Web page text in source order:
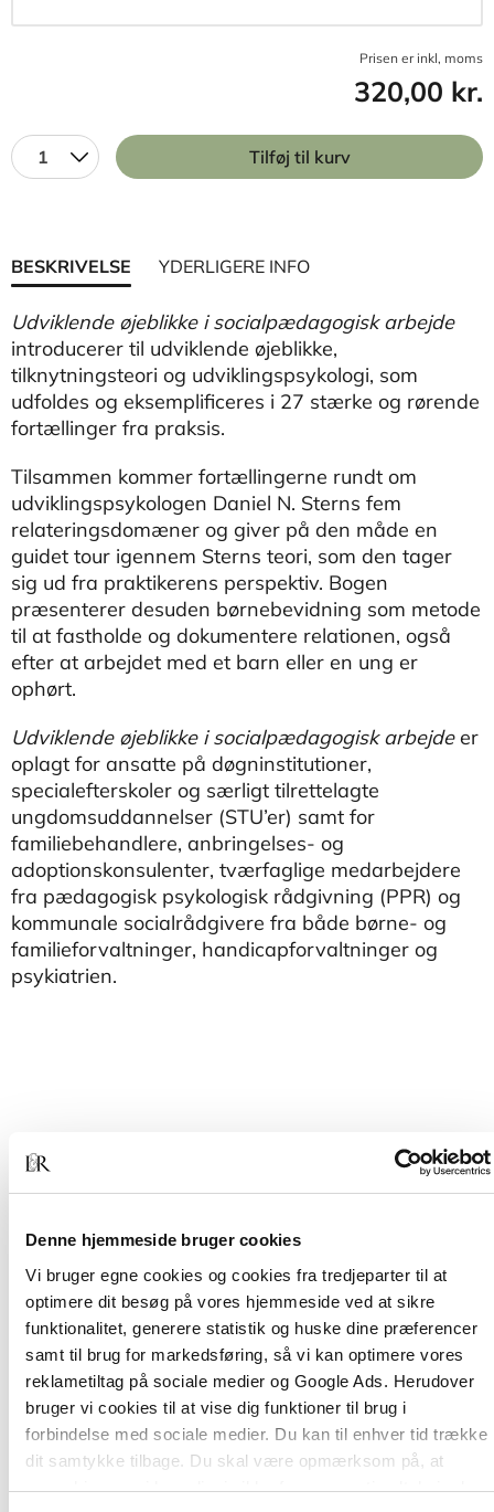
Denne hjemmeside bruger cookies
Vi bruger egne cookies og cookies fra tredjeparter til at
optimere dit besøg på vores hjemmeside ved at sikre
funktionalitet, generere statistik og huske dine præferencer
samt til brug for markedsføring, så vi kan optimere vores
reklametiltag på sociale medier og Google Ads. Herudover
bruger vi cookies til at vise dig funktioner til brug i
forbindelse med sociale medier. Du kan til enhver tid trække
dit samtykke tilbage. Du skal være opmærksom på, at
vores hjemmeside muligvis ikke fungerer optimalt, hvis du
Prisen er inkl, moms
320,00 kr.
1 Tilføj til kurv
BESKRIVELSE YDERLIGERE INFO
Udviklende øjeblikke i socialpædagogisk arbejde
introducerer til udviklende øjeblikke,
tilknytningsteori og udviklingspsykologi, som
udfoldes og eksemplificeres i 27 stærke og rørende
fortællinger fra praksis.
Tilsammen kommer fortællingerne rundt om
udviklingspsykologen Daniel N. Sterns fem
relateringsdomæner og giver på den måde en
guidet tour igennem Sterns teori, som den tager
sig ud fra praktikerens perspektiv. Bogen
præsenterer desuden børnebevidning som metode
til at fastholde og dokumentere relationen, også
efter at arbejdet med et barn eller en ung er
ophørt.
Udviklende øjeblikke i socialpædagogisk arbejde er
oplagt for ansatte på døgninstitutioner,
specialefterskoler og særligt tilrettelagte
ungdomsuddannelser (STU’er) samt for
familiebehandlere, anbringelses- og
adoptionskonsulenter, tværfaglige medarbejdere
fra pædagogisk psykologisk rådgivning (PPR) og
kommunale socialrådgivere fra både børne- og
familieforvaltninger, handicapforvaltninger og
psykiatrien.
Af samme forfatter